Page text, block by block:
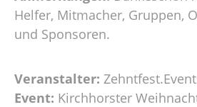
Helfer, Mitmacher, Gruppen,
und Sponsoren.
Veranstalter:
Event: Kirchhorster